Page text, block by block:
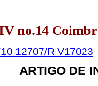
no.14
RIV17023
ARTIGO DE